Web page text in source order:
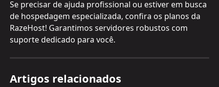
Se precisar de ajuda profissional ou estiver em busca
de hospedagem especializada, confira os planos da
RazeHost! Garantimos servidores robustos com
suporte dedicado para você.
Artigos relacionados